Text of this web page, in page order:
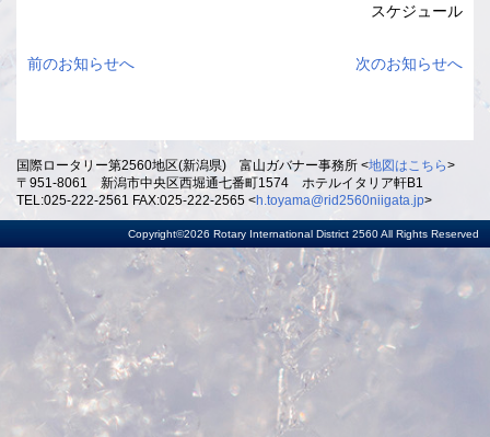
スケジュール
前のお知らせへ 次のお知らせへ
国際ロータリー第2560地区(新潟県) 富山ガバナー事務所 <地図はこちら>
〒951-8061 新潟市中央区西堀通七番町1574 ホテルイタリア軒B1
TEL:025-222-2561 FAX:025-222-2565 <h.toyama@rid2560niigata.jp>
Copyright©2026 Rotary International District 2560 All Rights Reserved